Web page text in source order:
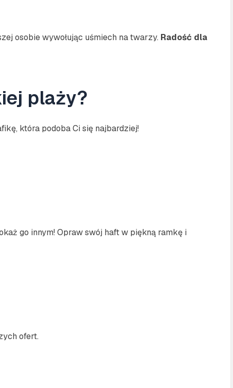
osobie wywołując uśmiech na twarzy. Radość dla
plaży?
która podoba Ci się najbardziej!
go innym! Opraw swój haft w piękną ramkę i
ofert.